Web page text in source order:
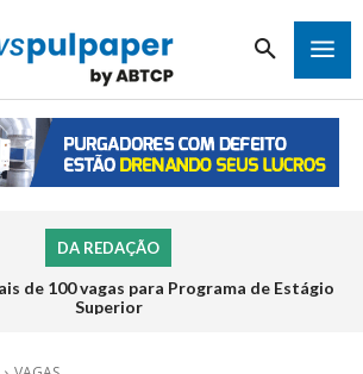
DA REDAÇÃO
de 100 vagas para Programa de Estágio
Superior